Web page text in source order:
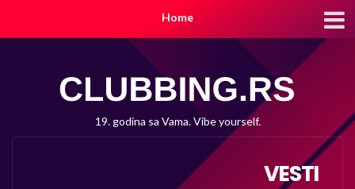
Home
19. godina sa Vama. Vibe yourself.
VESTI